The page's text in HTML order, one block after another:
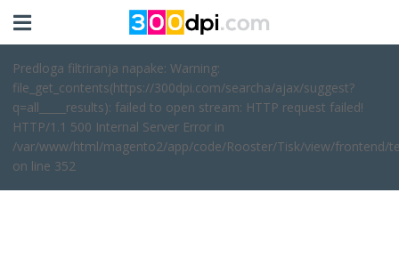
Predloga filtriranja napake: Warning:
file_get_contents(https://300dpi.com/searcha/ajax/suggest?
q=all_____results): failed to open stream: HTTP request failed!
HTTP/1.1 500 Internal Server Error in
/var/www/html/magento2/app/code/Rooster/Tisk/view/frontend/
on line 352